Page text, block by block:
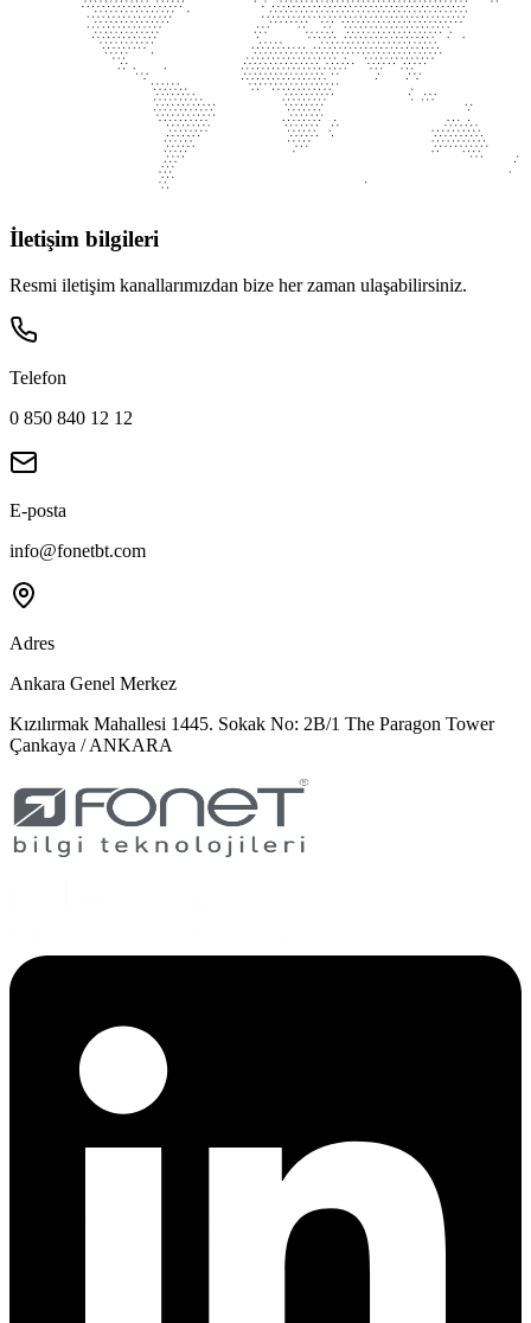
İletişim bilgileri
Resmi iletişim kanallarımızdan bize her zaman ulaşabilirsiniz.
Telefon
0 850 840 12 12
E-posta
info@fonetbt.com
Adres
Ankara Genel Merkez
Kızılırmak Mahallesi 1445. Sokak No: 2B/1 The Paragon Tower
Çankaya / ANKARA